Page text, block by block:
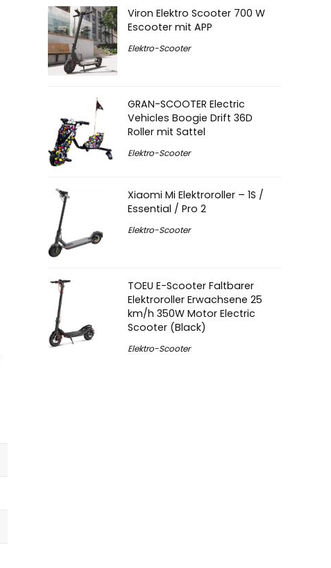
Viron Elektro Scooter 700 W
Escooter mit APP
Elektro-Scooter
GRAN-SCOOTER Electric
Vehicles Boogie Drift 36D
Roller mit Sattel
Elektro-Scooter
Xiaomi Mi Elektroroller – 1S /
Essential / Pro 2
Elektro-Scooter
TOEU E-Scooter Faltbarer
Elektroroller Erwachsene 25
km/h 350W Motor Electric
Scooter (Black)
Elektro-Scooter